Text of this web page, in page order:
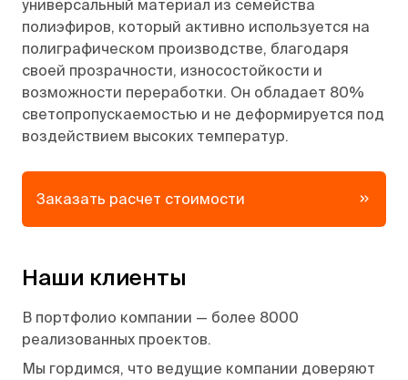
универсальный материал из семейства
полиэфиров, который активно используется на
полиграфическом производстве, благодаря
своей прозрачности, износостойкости и
возможности переработки. Он обладает 80%
светопропускаемостью и не деформируется под
воздействием высоких температур.
Заказать расчет стоимости
Наши клиенты
В портфолио компании — более 8000
реализованных проектов.
Мы гордимся, что ведущие компании доверяют